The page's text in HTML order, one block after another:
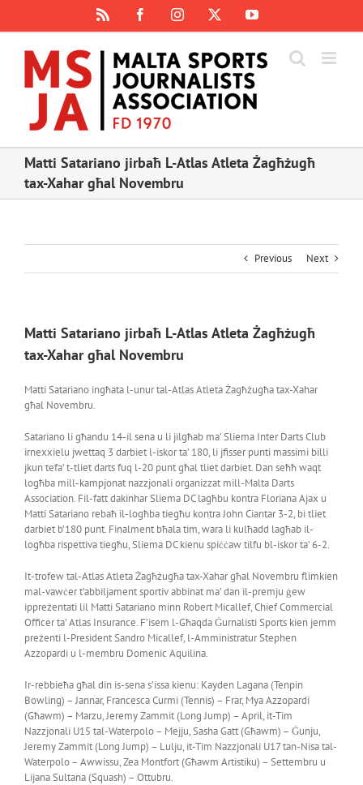
content
FacebookInstagram YouTube
Matti Satariano jirbaħ L-Atlas Atleta Żagħżugħ
tax-Xahar għal Novembru
Previous Next
Matti Satariano jirbaħ L-Atlas Atleta Żagħżugħ
tax-Xahar għal Novembru
Matti Satariano ingħata l-unur tal-Atlas Atleta Żagħżugħa tax-Xahar
għal Novembru.
Satariano li għandu 14-il sena u li jilgħab ma’ Sliema Inter Darts Club
irnexxielu jwettaq 3 darbiet l-iskor ta’ 180, li jfisser punti massimi billi
jkun tefa’ t-tliet darts fuq l-20 punt għal tliet darbiet. Dan seħħ waqt
logħba mill-kampjonat nazzjonali organizzat mill-Malta Darts
Association. Fil-fatt dakinhar Sliema DC lagħbu kontra Floriana Ajax u
Matti Satariano rebaħ il-logħba tiegħu kontra John Ciantar 3-2, bi tliet
darbiet b’180 punt. Finalment bħala tim, wara li kulħadd lagħab il-
logħba rispettiva tiegħu, Sliema DC kienu spiċċaw tilfu bl-iskor ta’ 6-2.
It-trofew tal-Atlas Atleta Żagħżugħa tax-Xahar għal Novembru flimkien
mal-vawċer t’abbiljament sportiv abbinat ma’ dan il-premju ġew
ippreżentati lil Matti Satariano minn Robert Micallef, Chief Commercial
Officer ta’ Atlas Insurance. F’isem l-Għaqda Ġurnalisti Sports kien jemm
preżenti l-President Sandro Micallef, l-Amministratur Stephen
Azzopardi u l-membru Domenic Aquilina.
Ir-rebbieħa għal din is-sena s’issa kienu: Kayden Lagana (Tenpin
Bowling) – Jannar, Francesca Curmi (Tennis) – Frar, Mya Azzopardi
(Għawm) – Marzu, Jeremy Zammit (Long Jump) – April, it-Tim
Nazzjonali U15 tal-Waterpolo – Mejju, Sasha Gatt (Għawm) – Ġunju,
Jeremy Zammit (Long Jump) – Lulju, it-Tim Nazzjonali U17 tan-Nisa tal-
Waterpolo – Awwissu, Zea Montfort (Għawm Artistiku) – Settembru u
Lijana Sultana (Squash) – Ottubru.